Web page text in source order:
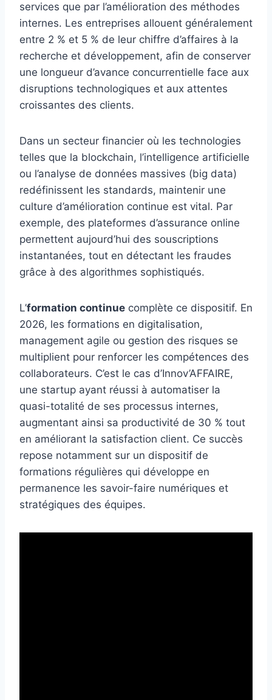
services que par l’amélioration des méthodes
internes. Les entreprises allouent généralement
entre 2 % et 5 % de leur chiffre d’affaires à la
recherche et développement, afin de conserver
une longueur d’avance concurrentielle face aux
disruptions technologiques et aux attentes
croissantes des clients.
Dans un secteur financier où les technologies
telles que la blockchain, l’intelligence artificielle
ou l’analyse de données massives (big data)
redéfinissent les standards, maintenir une
culture d’amélioration continue est vital. Par
exemple, des plateformes d’assurance online
permettent aujourd’hui des souscriptions
instantanées, tout en détectant les fraudes
grâce à des algorithmes sophistiqués.
L’formation continue complète ce dispositif. En
2026, les formations en digitalisation,
management agile ou gestion des risques se
multiplient pour renforcer les compétences des
collaborateurs. C’est le cas d’Innov’AFFAIRE,
une startup ayant réussi à automatiser la
quasi-totalité de ses processus internes,
augmentant ainsi sa productivité de 30 % tout
en améliorant la satisfaction client. Ce succès
repose notamment sur un dispositif de
formations régulières qui développe en
permanence les savoir-faire numériques et
stratégiques des équipes.